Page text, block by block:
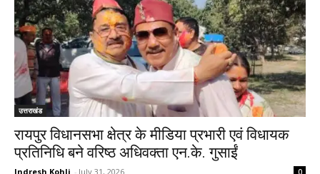
उत्तराखंड
रायपुर विधानसभा क्षेत्र के मीडिया प्रभारी एवं विधायक
प्रतिनिधि बने वरिष्ठ अधिवक्ता एन.के. गुसाईं
Indresh Kohli - July 31, 2026 0